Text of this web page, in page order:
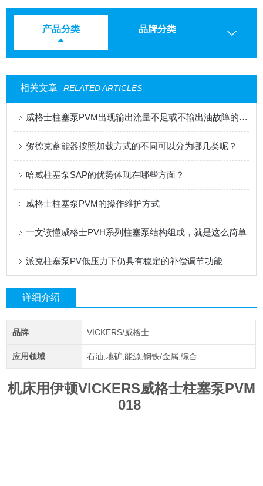
产品分类 品牌分类
相关文章 RELATED ARTICLES
威格士柱塞泵PVM出现输出流量不足或不输出油故障的解决方法
贺德克蓄能器按照加载方式的不同可以分为哪几类呢？
哈威柱塞泵SAP的优势体现在哪些方面？
威格士柱塞泵PVM的操作维护方式
一文读懂威格士PVH系列柱塞泵结构组成，就是这么简单
派克柱塞泵PV低压力下仍具有稳定的补偿调节功能
详细介绍
品牌 VICKERS/威格士
应用领域 石油,地矿,能源,钢铁/金属,综合
机床用伊顿VICKERS威格士柱塞泵PVM
018